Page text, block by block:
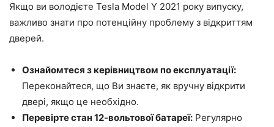
Якщо ви володієте Tesla Model Y 2021 року випуску,
важливо знати про потенційну проблему з відкриттям
дверей.
Ознайомтеся з керівництвом по експлуатації:
Переконайтеся, що Ви знаєте, як вручну відкрити
двері, якщо це необхідно.
Перевірте стан 12-вольтової батареї: Регулярно